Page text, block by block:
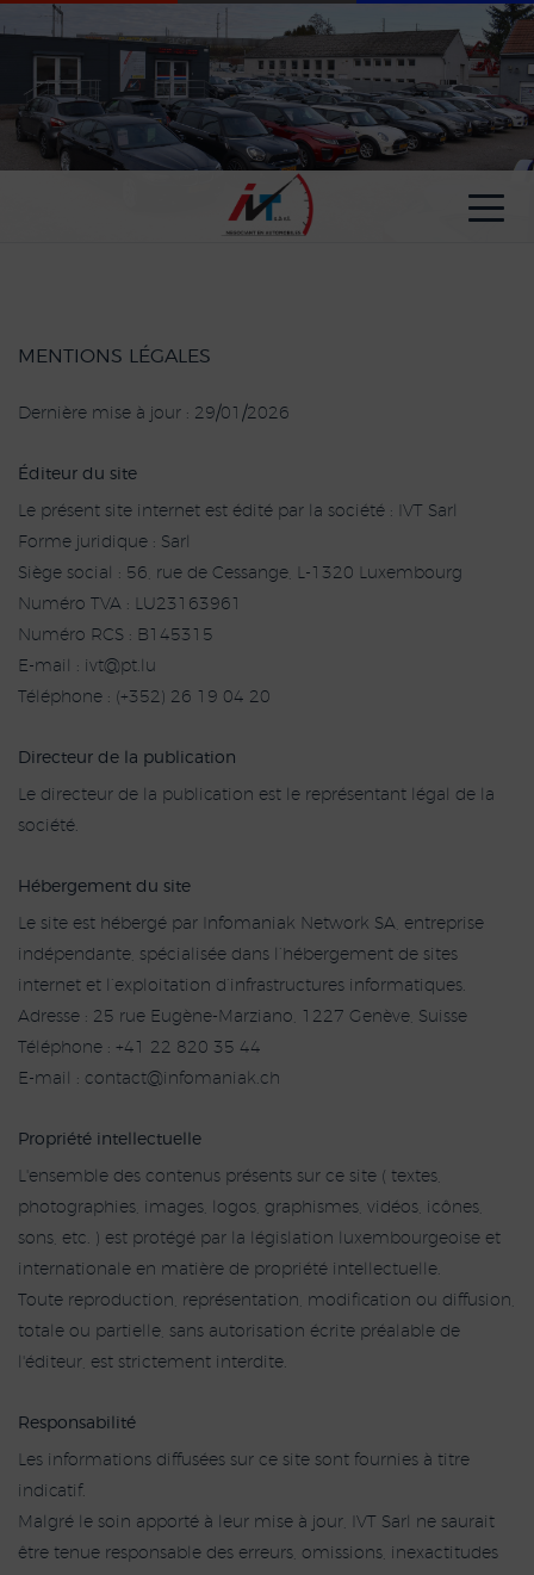
MENTIONS LÉGALES
Dernière mise à jour : 29/01/2026
Éditeur du site
Le présent site internet est édité par la société : IVT Sarl
Forme juridique : Sarl
Siège social : 56, rue de Cessange, L-1320 Luxembourg
Numéro TVA : LU23163961
Numéro RCS : B145315
E-mail :
ul.t
p@tv
i
Téléphone : (+352) 26 19 04 20
Directeur de la publication
Le directeur de la publication est le représentant légal de la
société.
Hébergement du site
Le site est hébergé par Infomaniak Network SA, entreprise
indépendante, spécialisée dans l’hébergement de sites
internet et l’exploitation d’infrastructures informatiques.
Adresse : 25 rue Eugène-Marziano, 1227 Genève, Suisse
Téléphone : +41 22 820 35 44
E-mail :
hc.kainam
ofni@tcatn
oc
Propriété intellectuelle
L'ensemble des contenus présents sur ce site ( textes,
photographies, images, logos, graphismes, vidéos, icônes,
sons, etc. ) est protégé par la législation luxembourgeoise et
internationale en matière de propriété intellectuelle.
Toute reproduction, représentation, modification ou diffusion,
totale ou partielle, sans autorisation écrite préalable de
l'éditeur, est strictement interdite.
Responsabilité
Les informations diffusées sur ce site sont fournies à titre
indicatif.
Malgré le soin apporté à leur mise à jour, IVT Sarl ne saurait
être tenue responsable des erreurs, omissions, inexactitudes
Paramètres avancés des cookies